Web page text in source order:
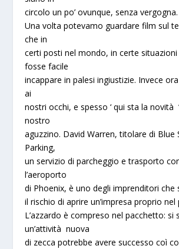
circolo un po’ ovunque, senza vergogna.
Una volta potevamo guardare film sul
che in
certi posti nel mondo, in certe
fosse facile
incappare in palesi ingiustizie. Invece
ai
nostri occhi, e spesso ‘ qui sta la novità
nostro
aguzzino. David Warren, titolare di Blue
Parking,
un servizio diparcheggio e trasporto
l’aeroporto
di Phoenix, è uno degli imprenditori che
il rischio di aprire un’impresa proprio nel
L’azzardo è compreso nel pacchetto: si
un’attività nuova
di zecca potrebbe avere successo coì